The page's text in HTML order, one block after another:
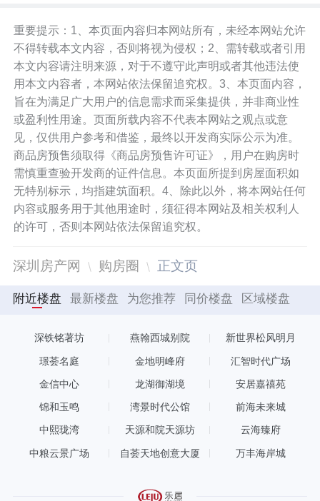
重要提示：1、本页面内容归本网站所有，未经本网站允许
不得转载本文内容，否则将视为侵权；2、需转载或者引用
本文内容请注明来源，对于不遵守此声明或者其他违法使
用本文内容者，本网站依法保留追究权。3、本页面内容，
旨在为满足广大用户的信息需求而采集提供，并非商业性
或盈利性用途。页面所载内容不代表本网站之观点或意
见，仅供用户参考和借鉴，最终以开发商实际公示为准。
商品房预售须取得《商品房预售许可证》，用户在购房时
需慎重查验开发商的证件信息。本页面所提到房屋面积如
无特别标示，均指建筑面积。4、除此以外，将本网站任何
内容或服务用于其他用途时，须征得本网站及相关权利人
的许可，否则本网站依法保留追究权。
深圳房产网 购房圈 正文页
附近楼盘 最新楼盘 为您推荐 同价楼盘 区域楼盘
深铁铭著坊 燕翰西城别院 新世界松风明月
璟荟名庭 金地明峰府 汇智时代广场
金信中心 龙湖御湖境 安居嘉禧苑
锦和玉鸣 湾景时代公馆 前海未来城
中熙珑湾 天源和院天源坊 云海臻府
中粮云景广场 自荟天地创意大厦 万丰海岸城